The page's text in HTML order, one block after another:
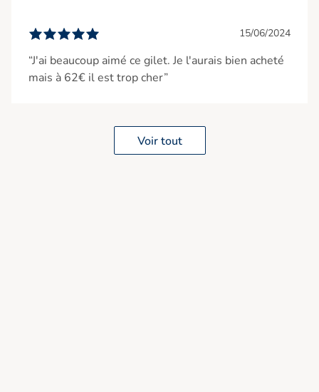
15/06/2024
“J'ai beaucoup aimé ce gilet. Je l'aurais bien acheté
mais à 62€ il est trop cher”
Voir tout